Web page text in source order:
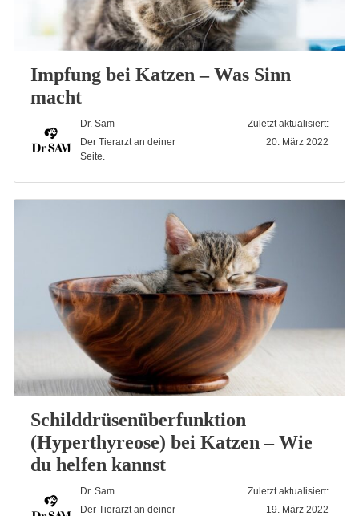
Impfung bei Katzen – Was Sinn
macht
Dr. Sam
Der Tierarzt an deiner
Seite.
Zuletzt aktualisiert:
20. März 2022
Schilddrüsenüberfunktion
(Hyperthyreose) bei Katzen – Wie
du helfen kannst
Dr. Sam
Der Tierarzt an deiner
Zuletzt aktualisiert:
19. März 2022